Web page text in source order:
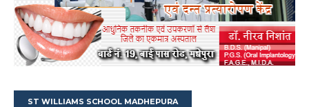
ST WILLIAMS SCHOOL MADHEPURA